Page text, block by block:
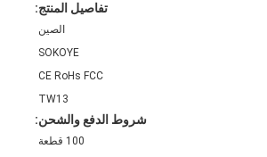
تفاصيل المنتج:
الصين
SOKOYE
CE RoHs FCC
TW13
شروط الدفع والشحن:
100 قطعة